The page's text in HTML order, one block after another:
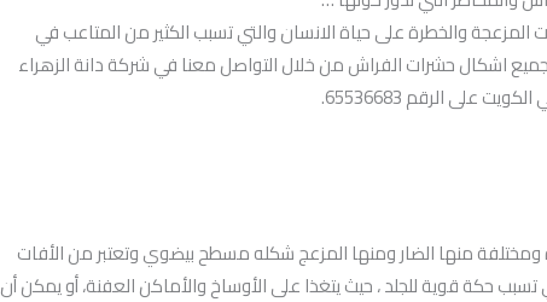
والخطرة على حياة الانسان والتي تسبب الكثير من المتاعب في
جميع اشكال حشرات الفراش من خلال التواصل معنا في شركة دانة الزهراء
على الرقم 65536683.
منها الضار ومنها المزعج شكله مسطح بيضوي وتعتبر من الأفات
تسبب حكة قوية للجلد ، حيث يتغذا على الأوساخ والأماكن العفنة، أو يمكن أن